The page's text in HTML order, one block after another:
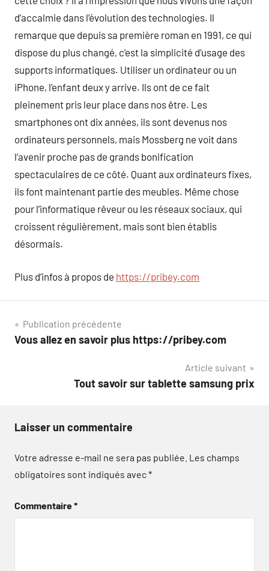
d’accalmie dans l’évolution des technologies. Il
remarque que depuis sa première roman en 1991, ce qui
dispose du plus changé, c’est la simplicité d’usage des
supports informatiques. Utiliser un ordinateur ou un
iPhone, l’enfant deux y arrive. Ils ont de ce fait
pleinement pris leur place dans nos être. Les
smartphones ont dix années, ils sont devenus nos
ordinateurs personnels, mais Mossberg ne voit dans
l’avenir proche pas de grands bonification
spectaculaires de ce côté. Quant aux ordinateurs fixes,
ils font maintenant partie des meubles. Même chose
pour l’informatique rêveur ou les réseaux sociaux, qui
croissent régulièrement, mais sont bien établis
désormais.
Plus d’infos à propos de https://pribey.com
Navigation
de
Publication précédente
Vous allez en savoir plus https://pribey.com
Article suivant
Tout savoir sur tablette samsung prix
Laisser un commentaire
Votre adresse e-mail ne sera pas publiée. Les champs
obligatoires sont indiqués avec*
Commentaire*